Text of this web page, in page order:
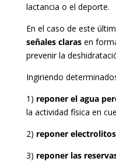
lactancia o el deporte.
En el caso de este
señales clarasen
prevenir la
Ingiriendo
1) reponer el agua
la actividad física en
2) reponer electrolitos
3) reponer las